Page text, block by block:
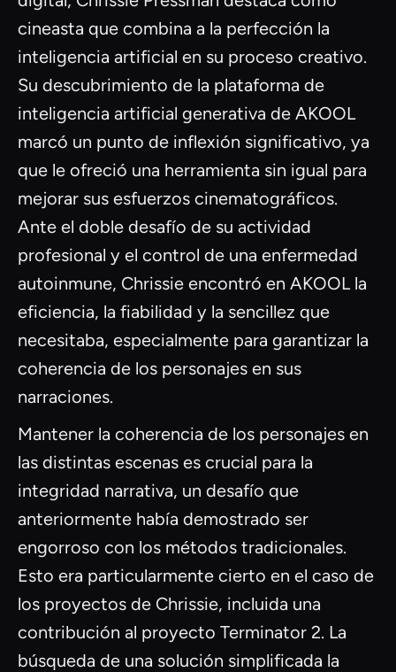
cineasta que combina a la perfección la
inteligencia artificial en su proceso creativo.
Su descubrimiento de la plataforma de
inteligencia artificial generativa de AKOOL
marcó un punto de inflexión significativo, ya
que le ofreció una herramienta sin igual para
mejorar sus esfuerzos cinematográficos.
Ante el doble desafío de su actividad
profesional y el control de una enfermedad
autoinmune, Chrissie encontró en AKOOL la
eficiencia, la fiabilidad y la sencillez que
necesitaba, especialmente para garantizar la
coherencia de los personajes en sus
narraciones.
Mantener la coherencia de los personajes en
las distintas escenas es crucial para la
integridad narrativa, un desafío que
anteriormente había demostrado ser
engorroso con los métodos tradicionales.
Esto era particularmente cierto en el caso de
los proyectos de Chrissie, incluida una
contribución al proyecto Terminator 2. La
búsqueda de una solución simplificada la